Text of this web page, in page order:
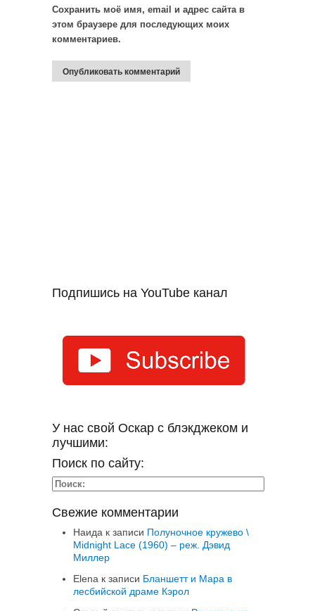
Сохранить моё имя, email и адрес сайта в
этом браузере для последующих моих
комментариев.
Подпишись на YouTube канал
У нас свой Оскар с блэкджеком и
лучшими:
Поиск по сайту:
Свежие комментарии
Наида к записи Полуночное кружево \
Midnight Lace (1960) – реж. Дэвид
Миллер
Elena к записи Бланшетт и Мара в
лесбийской драме Кэрол